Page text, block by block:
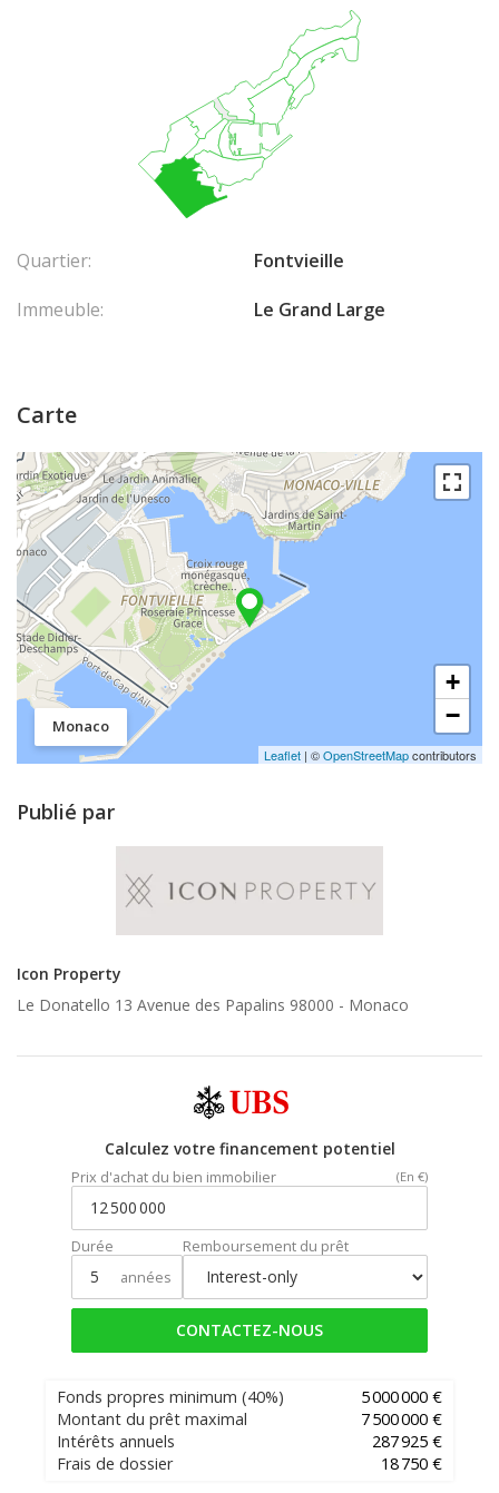
Quartier:
Fontvieille
Immeuble:
Le Grand Large
Carte
Monaco
+
−
Leaflet | ©OpenStreetMapcontributors
Publié par
Icon Property
Le Donatello 13 Avenue des Papalins 98000 - Monaco
Calculez votre financement potentiel
Prix d'achat du bien immobilier (En €)
Durée
années
Remboursement du prêt
CONTACTEZ-NOUS
Fonds propres minimum (40%)
5 000 000 €
Montant du prêt maximal
7 500 000 €
Intérêts annuels
287 925 €
Frais de dossier
18 750 €